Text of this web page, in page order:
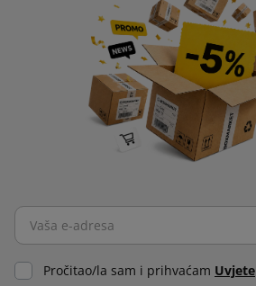
Pročitao/la sam i prihvaćam Uvjete